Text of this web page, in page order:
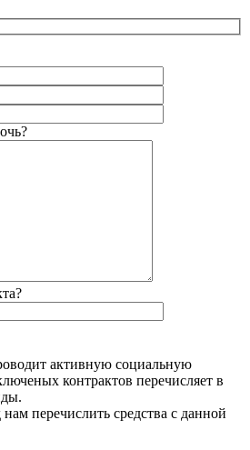
активную социальную
контрактов перечисляет в
перечислить средства с данной